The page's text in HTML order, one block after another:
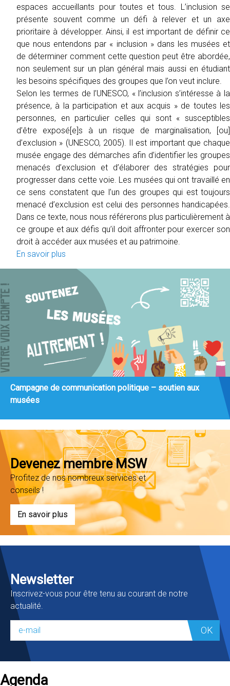
espaces accueillants pour toutes et tous. L’inclusion se
présente souvent comme un défi à relever et un axe
prioritaire à développer. Ainsi, il est important de définir ce
que nous entendons par « inclusion » dans les musées et
de déterminer comment cette question peut être abordée,
non seulement sur un plan général mais aussi en étudiant
les besoins spécifiques des groupes que l’on veut inclure.
Selon les termes de l’UNESCO, « l’inclusion s’intéresse à la
présence, à la participation et aux acquis » de toutes les
personnes, en particulier celles qui sont « susceptibles
d’être exposé[e]s à un risque de marginalisation, [ou]
d’exclusion » (UNESCO, 2005). Il est important que chaque
musée engage des démarches afin d’identifier les groupes
menacés d’exclusion et d’élaborer des stratégies pour
progresser dans cette voie. Les musées qui ont travaillé en
ce sens constatent que l’un des groupes qui est toujours
menacé d’exclusion est celui des personnes handicapées.
Dans ce texte, nous nous référerons plus particulièrement à
ce groupe et aux défis qu’il doit affronter pour exercer son
droit à accéder aux musées et au patrimoine.
En savoir plus
Campagne de communication politique – soutien aux
musées
Devenez membre MSW
Profitez de nos nombreux services et
conseils !
En savoir plus
Newsletter
Inscrivez-vous pour être tenu au courant de notre
actualité.
OK
Agenda